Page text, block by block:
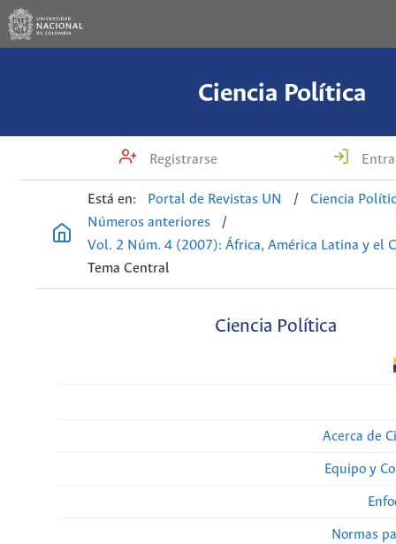
Ciencia Política
Registrarse
Está en: Portal de Revistas UN /
Ciencia
Números anteriores
/
Vol. 2 Núm. 4 (2007): África, América Latina y el
Tema Central
Ciencia Política
Acerca de
Equipo y
Normas